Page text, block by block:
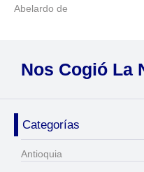
Abelardo de
Nos Cogió La
Categorías
Antioquia